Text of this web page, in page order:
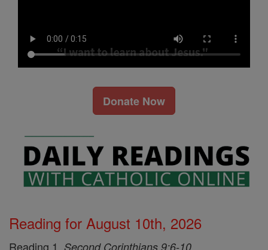
Donate Now
Reading for August 10th, 2026
Reading 1, Second Corinthians 9:6-10